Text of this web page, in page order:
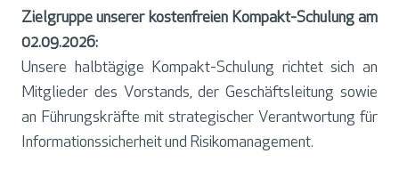
Zielgruppe unserer kostenfreien Kompakt-Schulung am
02.09.2026:
Unsere halbtägige Kompakt-Schulung richtet sich an
Mitglieder des Vorstands, der Geschäftsleitung sowie
an Führungskräfte mit strategischer Verantwortung für
Informationssicherheit und Risikomanagement.